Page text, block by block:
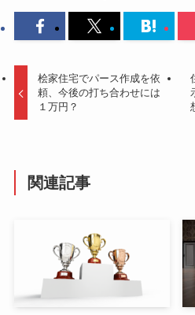
桧家住宅でパース作成を依
頼、今後の打ち合わせには
１万円？
関連記事